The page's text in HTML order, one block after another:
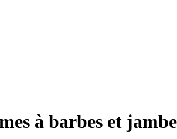
à barbes et